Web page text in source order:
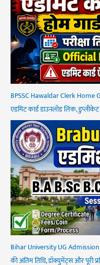
BPSSC Hawaldar Clerk Home
एडमिट कार्ड डाउनलोड लिंक,
Bihar University UG
की अंतिम तिथि, डॉक्युमेंट्स और पूरी